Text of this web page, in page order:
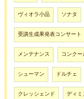
ヴィオラ小品 ソナタ
受講生成果発表コンサート
メンテナンス コンク
シューマン ドルチェ
クレッシェンド ディミ